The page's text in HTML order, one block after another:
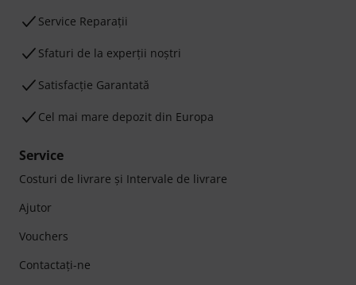
Service Reparații
Sfaturi de la experții noștri
Satisfacție Garantată
Cel mai mare depozit din Europa
Service
Costuri de livrare şi Intervale de livrare
Ajutor
Vouchers
Contactaţi-ne